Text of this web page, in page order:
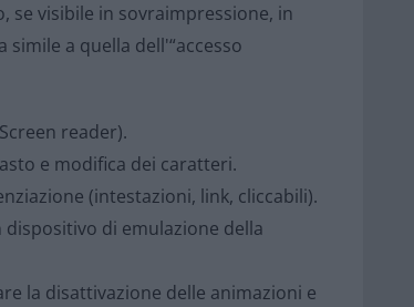
se visibile in sovraimpressione, in
a quella dell'“accesso
reader).
e modifica dei caratteri.
(intestazioni, link, cliccabili).
di emulazione della
la disattivazione delle animazioni e